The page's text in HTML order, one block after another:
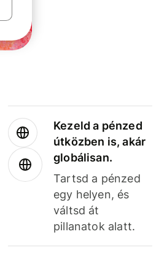
Kezeld a pénzed
útközben is, akár
globálisan.
Tartsd a pénzed
egy helyen, és
váltsd át
pillanatok alatt.